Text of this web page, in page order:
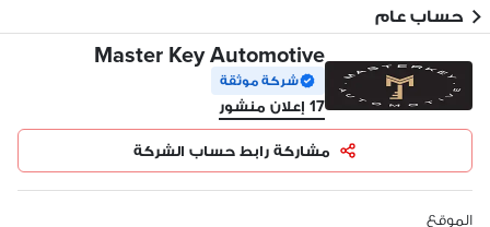
حساب عام
Master Key Automotive
شركة موثقة
17 إعلان منشور
مشاركة رابط حساب الشركة
الموقع